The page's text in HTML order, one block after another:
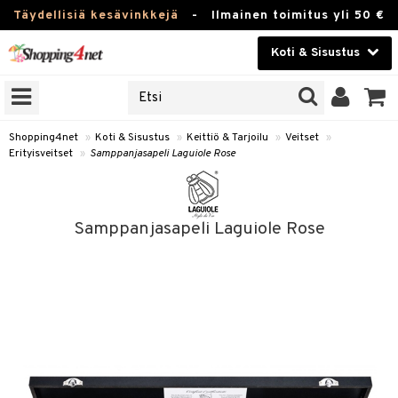
Täydellisiä kesävinkkejä - Ilmainen toimitus yli 50 €
Koti & Sisustus
Kauneudenhoito
Piilolinssit
Kampanjat
Shopping4net » Koti & Sisustus » Keittiö & Tarjoilu » Veitset »
Erityisveitset » Samppanjasapeli Laguiole Rose
Samppanjasapeli Laguiole Rose
Tee & Espresso
Mukit